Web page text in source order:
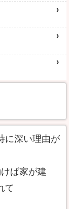
に深い理由が
ば家が建
て